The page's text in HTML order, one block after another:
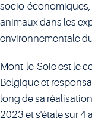
socio-économiques,
animaux dans les
environnementale
Mont-le-Soie est le
Belgique et
long de sa
2023 et s'étale sur 4